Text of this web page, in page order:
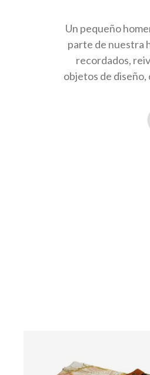
Un pequeño
parte de nuestra
recordados,
objetos de diseño,